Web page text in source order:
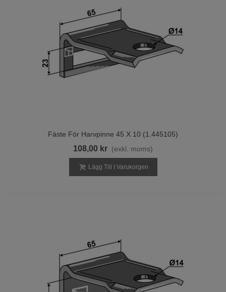
Fäste För Harvpinne 45 X 10 (1.445105)
108,00 kr (exkl. moms)
Lägg Till I Varukorgen